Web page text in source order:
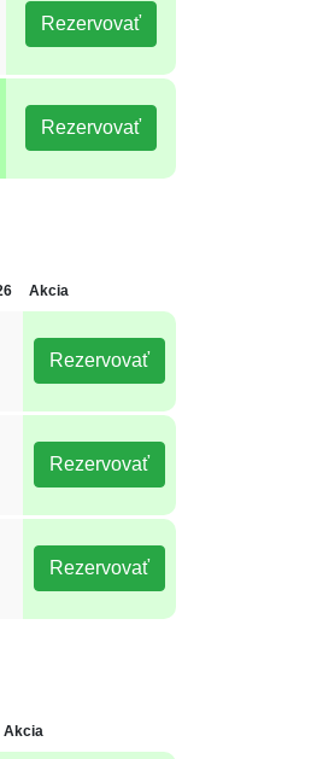
Rezervovať
Rezervovať
Akcia
Rezervovať
Rezervovať
Rezervovať
Akcia